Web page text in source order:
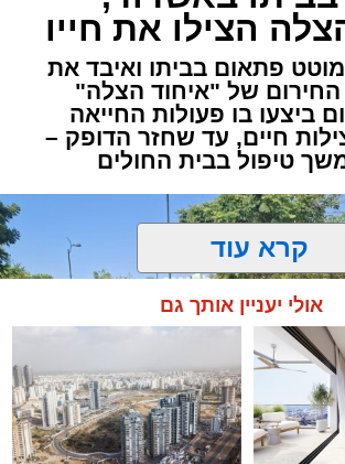
הצילו את חייו
56 התמוטט פתאום בביתו ואיבד את
החירום של "איחוד הצלה"
ביצעו בו פעולות החייאה
חיים, עד שחזר הדופק –
טיפול בבית החולים
קרא עוד
אולי יעניין אותך גם